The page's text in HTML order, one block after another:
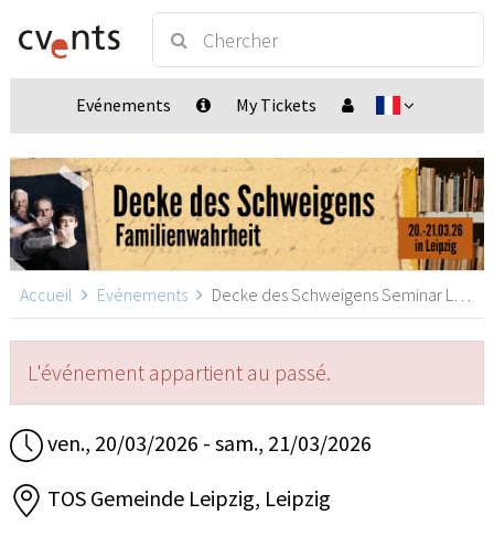
Evénements My Tickets
Accueil Evénements Decke des Schweigens Seminar Leipzig, Leipzig
L'événement appartient au passé.
ven., 20/03/2026 - sam., 21/03/2026
TOS Gemeinde Leipzig, Leipzig